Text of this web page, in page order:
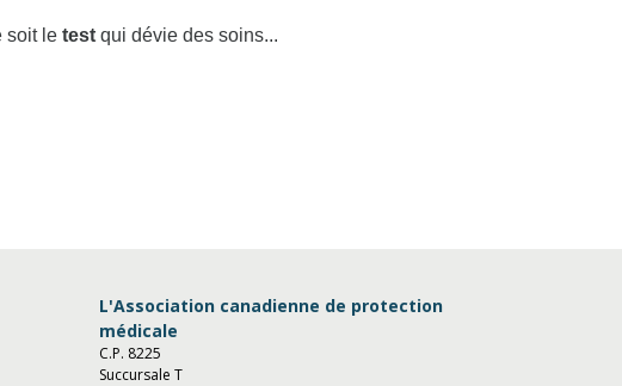
soit le test qui dévie des soins...
L'Association canadienne de protection
médicale
C.P. 8225
Succursale T